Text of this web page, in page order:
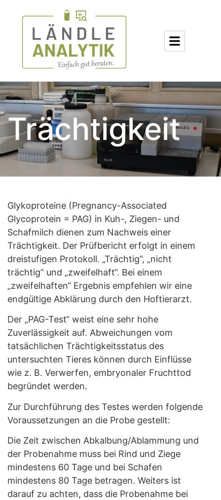
Trächtigkeit
Glykoproteine (Pregnancy-Associated
Glycoprotein = PAG) in Kuh-, Ziegen- und
Schafmilch dienen zum Nachweis einer
Trächtigkeit. Der Prüfbericht erfolgt in einem
dreistufigen Protokoll. „Trächtig“, „nicht
trächtig“ und „zweifelhaft“. Bei einem
„zweifelhaften“ Ergebnis empfehlen wir eine
endgültige Abklärung durch den Hoftierarzt.
Der „PAG-Test“ weist eine sehr hohe
Zuverlässigkeit auf. Abweichungen vom
tatsächlichen Trächtigkeitsstatus des
untersuchten Tieres können durch Einflüsse
wie z. B. Verwerfen, embryonaler Fruchttod
begründet werden.
Zur Durchführung des Testes werden folgende
Voraussetzungen an die Probe gestellt:
Die Zeit zwischen Abkalbung/Ablammung und
der Probenahme muss bei Rind und Ziege
mindestens 60 Tage und bei Schafen
mindestens 80 Tage betragen. Weiters ist
darauf zu achten, dass die Probenahme bei